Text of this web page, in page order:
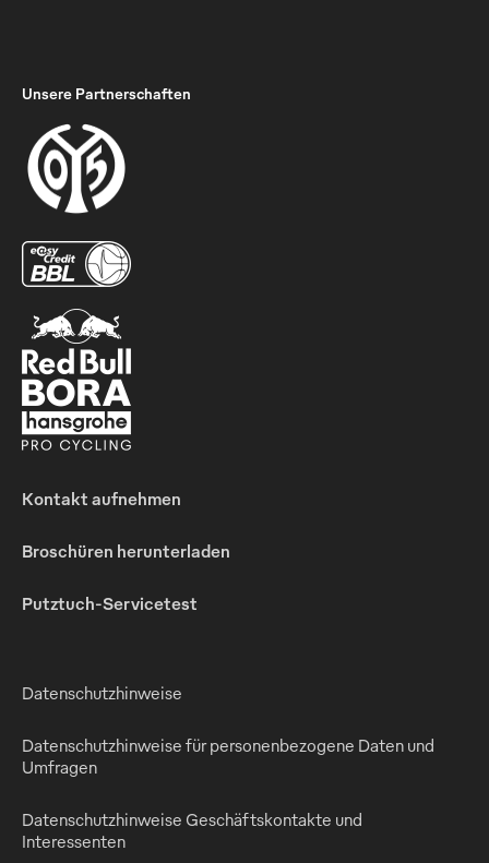
Unsere Partnerschaften
Kontakt aufnehmen
Broschüren herunterladen
Putztuch-Servicetest
Datenschutzhinweise
Datenschutzhinweise für personenbezogene Daten und
Umfragen
Datenschutzhinweise Geschäftskontakte und
Interessenten